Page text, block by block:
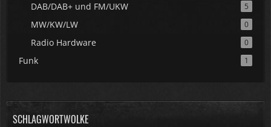
DAB/DAB+ und FM/UKW 5
MW/KW/LW 0
Radio Hardware 0
Funk 1
SCHLAGWORTWOLKE